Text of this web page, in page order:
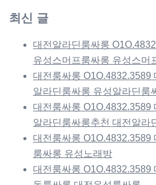
최신 글
대전알라딘룸싸롱
유성스머프룸싸롱 유성스머
대전룸싸롱 O1O.4832.3589
알라딘룸싸롱 유성알라딘룸
대전룸싸롱 O1O.4832.3589
알라딘룸싸롱추천 대전알라
대전룸싸롱 O1O.4832.3589
룸싸롱 유성노래방
대전룸싸롱 O1O.4832.3589